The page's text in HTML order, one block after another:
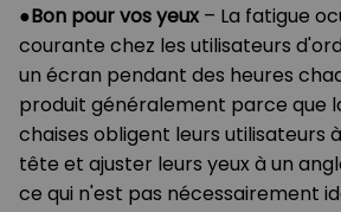
●Bon pour vos yeux – La fatigue
courante chez les utilisateurs
un écran pendant des heures
produit généralement parce que
chaises obligent leurs utilisateurs
tête et ajuster leurs yeux à un
ce qui n'est pas nécessairement